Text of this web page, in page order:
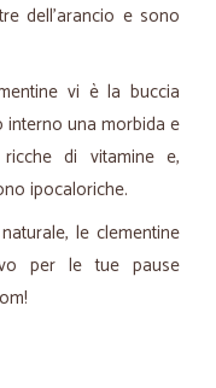
dell'arancio e sono
vi è la buccia
interno una morbida e
di vitamine e,
ipocaloriche.
le clementine
per le tue pause